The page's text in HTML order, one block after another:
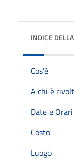
INDICE
Cos'è
A chi è
Date e Orari
Costo
Luogo